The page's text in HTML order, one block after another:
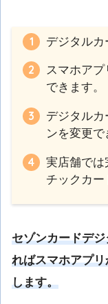
デジタルカ
スマホア
できます。
デジタルカ
ンを変更で
実店舗では
チックカー
セゾンカードデ
ればスマホアプ
します。